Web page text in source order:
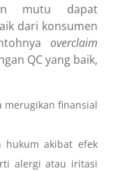
mutu dapat
dari konsumen
overclaim
QC yang baik,
merugikan finansial
hukum akibat efek
alergi atau iritasi